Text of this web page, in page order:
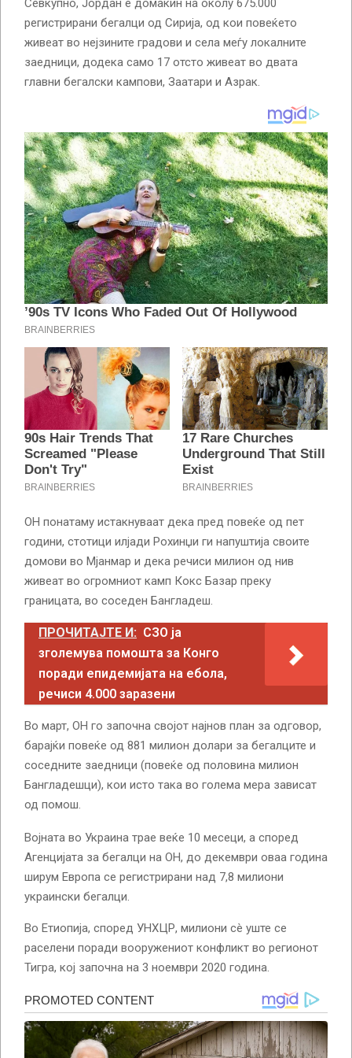
Севкупно, Јордан е домаќин на околу 675.000
регистрирани бегалци од Сирија, од кои повеќето
живеат во нејзините градови и села меѓу локалните
заедници, додека само 17 отсто живеат во двата
главни бегалски кампови, Заатари и Азрак.
ОН понатаму истакнуваат дека пред повеќе од пет
години, стотици илјади Рохинџи ги напуштија своите
домови во Мјанмар и дека речиси милион од нив
живеат во огромниот камп Кокс Базар преку
границата, во соседен Бангладеш.
ПРОЧИТАЈТЕ И: СЗО ја
зголемува помошта за Конго
поради епидемијата на ебола,
речиси 4.000 заразени
Во март, ОН го започна својот најнов план за одговор,
барајќи повеќе од 881 милион долари за бегалците и
соседните заедници (повеќе од половина милион
Бангладешци), кои исто така во голема мера зависат
од помош.
Војната во Украина трае веќе 10 месеци, а според
Агенцијата за бегалци на ОН, до декември оваа година
ширум Европа се регистрирани над 7,8 милиони
украински бегалци.
Во Етиопија, според УНХЦР, милиони сè уште се
раселени поради вооружениот конфликт во регионот
Тигра, кој започна на 3 ноември 2020 година.